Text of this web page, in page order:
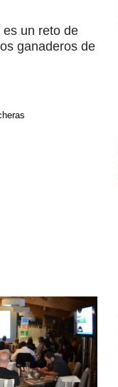
un reto de
ganaderos de